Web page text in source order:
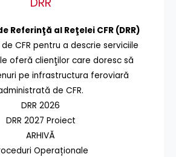
Referinţă al Reţelei CFR (DRR)
CFR pentru a descrie serviciile
oferă clienţilor care doresc să
pe infrastructura feroviară
de CFR.
DRR 2026
DRR 2027 Proiect
ARHIVĂ
Operaționale